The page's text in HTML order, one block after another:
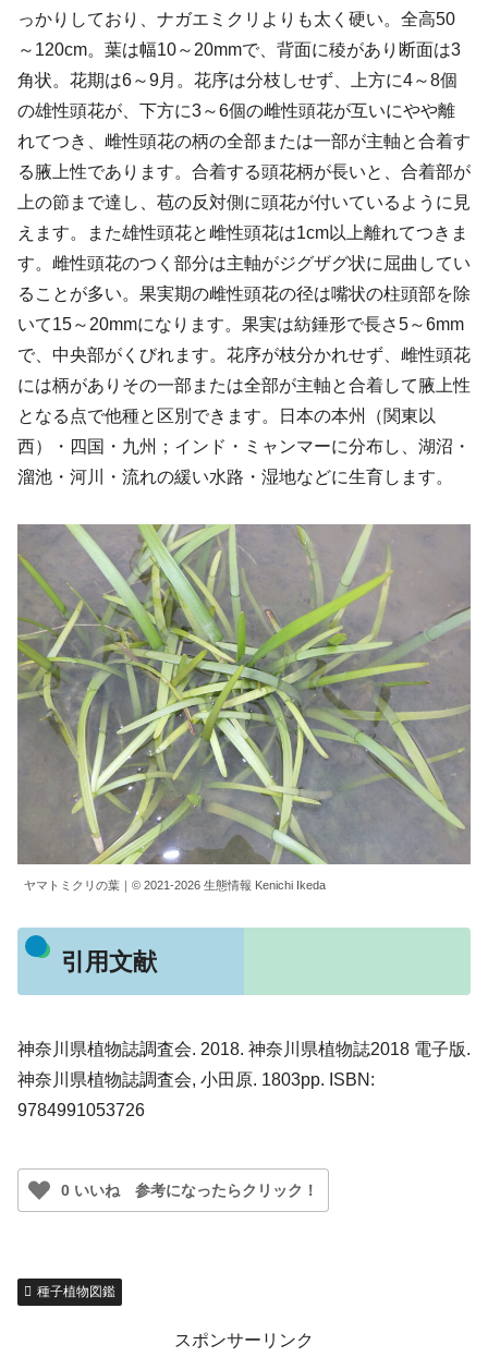
っかりしており、ナガエミクリよりも太く硬い。全高50
～120cm。葉は幅10～20mmで、背面に稜があり断面は3
角状。花期は6～9月。花序は分枝しせず、上方に4～8個
の雄性頭花が、下方に3～6個の雌性頭花が互いにやや離
れてつき、雌性頭花の柄の全部または一部が主軸と合着す
る腋上性であります。合着する頭花柄が長いと、合着部が
上の節まで達し、苞の反対側に頭花が付いているように見
えます。また雄性頭花と雌性頭花は1cm以上離れてつきま
す。雌性頭花のつく部分は主軸がジグザグ状に屈曲してい
ることが多い。果実期の雌性頭花の径は嘴状の柱頭部を除
いて15～20mmになります。果実は紡錘形で長さ5～6mm
で、中央部がくびれます。花序が枝分かれせず、雌性頭花
には柄がありその一部または全部が主軸と合着して腋上性
となる点で他種と区別できます。日本の本州（関東以
西）・四国・九州；インド・ミャンマーに分布し、湖沼・
溜池・河川・流れの緩い水路・湿地などに生育します。
ヤマトミクリの葉｜© 2021-2026 生態情報 Kenichi Ikeda
引用文献
神奈川県植物誌調査会. 2018. 神奈川県植物誌2018 電子版.
神奈川県植物誌調査会, 小田原. 1803pp. ISBN:
9784991053726
0 いいね 参考になったらクリック！
種子植物図鑑
スポンサーリンク